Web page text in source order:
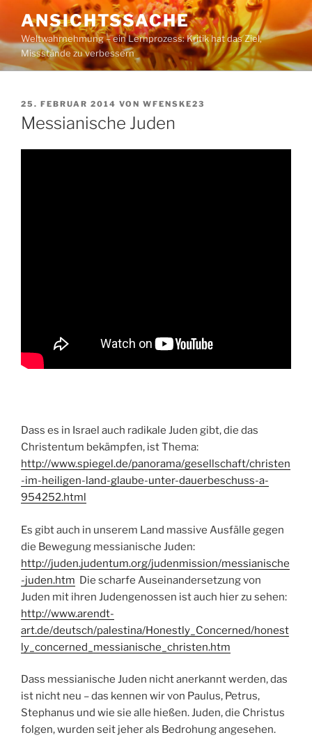
Inhalt
springen
ANSICHTSSACHE
Weltwahrnehmung – ein Lernprozess: Kritik hat das Ziel,
Missstände zu verbessern
VERÖFFENTLICHT
AM
25. FEBRUAR 2014 VON WFENSKE23
Messianische Juden
Dass es in Israel auch radikale Juden gibt, die das
Christentum bekämpfen, ist Thema:
http://www.spiegel.de/panorama/gesellschaft/christen
-im-heiligen-land-glaube-unter-dauerbeschuss-a-
954252.html
Es gibt auch in unserem Land massive Ausfälle gegen
die Bewegung messianische Juden:
http://juden.judentum.org/judenmission/messianische
-juden.htm Die scharfe Auseinandersetzung von
Juden mit ihren Judengenossen ist auch hier zu sehen:
http://www.arendt-
art.de/deutsch/palestina/Honestly_Concerned/honest
ly_concerned_messianische_christen.htm
Dass messianische Juden nicht anerkannt werden, das
ist nicht neu – das kennen wir von Paulus, Petrus,
Stephanus und wie sie alle hießen. Juden, die Christus
folgen, wurden seit jeher als Bedrohung angesehen.